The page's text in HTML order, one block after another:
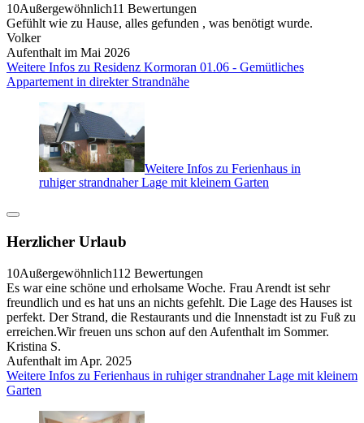
10Außergewöhnlich11 Bewertungen
Gefühlt wie zu Hause, alles gefunden , was benötigt wurde.
Volker
Aufenthalt im Mai 2026
Weitere Infos zu Residenz Kormoran 01.06 - Gemütliches
Appartement in direkter Strandnähe
Weitere Infos zu Ferienhaus in
ruhiger strandnaher Lage mit kleinem Garten
Herzlicher Urlaub
10Außergewöhnlich112 Bewertungen
Es war eine schöne und erholsame Woche. Frau Arendt ist sehr
freundlich und es hat uns an nichts gefehlt. Die Lage des Hauses ist
perfekt. Der Strand, die Restaurants und die Innenstadt ist zu Fuß zu
erreichen.Wir freuen uns schon auf den Aufenthalt im Sommer.
Kristina S.
Aufenthalt im Apr. 2025
Weitere Infos zu Ferienhaus in ruhiger strandnaher Lage mit kleinem
Garten